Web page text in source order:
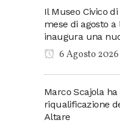
Il Museo Civico
mese di agosto
inaugura una
6 Agosto 2026
Marco Scajola
riqualificazione
Altare